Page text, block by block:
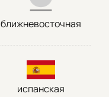
ближневосточная
испанская